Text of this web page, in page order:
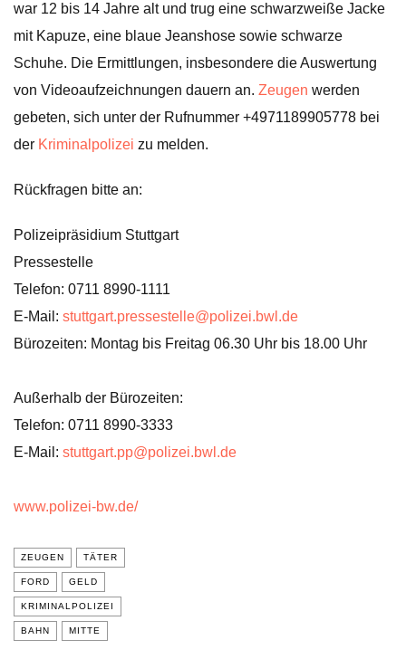
war 12 bis 14 Jahre alt und trug eine schwarzweiße Jacke
mit Kapuze, eine blaue Jeanshose sowie schwarze
Schuhe. Die Ermittlungen, insbesondere die Auswertung
von Videoaufzeichnungen dauern an. Zeugen werden
gebeten, sich unter der Rufnummer +4971189905778 bei
der Kriminalpolizei zu melden.
Rückfragen bitte an:
Polizeipräsidium Stuttgart
Pressestelle
Telefon: 0711 8990-1111
E-Mail: stuttgart.pressestelle@polizei.bwl.de
Bürozeiten: Montag bis Freitag 06.30 Uhr bis 18.00 Uhr
Außerhalb der Bürozeiten:
Telefon: 0711 8990-3333
E-Mail: stuttgart.pp@polizei.bwl.de
www.polizei-bw.de/
ZEUGEN TÄTER
FORD GELD
KRIMINALPOLIZEI
BAHN MITTE